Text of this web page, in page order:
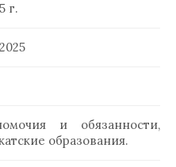
г.
и обязанности,
образования.